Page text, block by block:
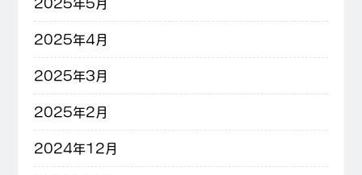
2025年5月
2025年4月
2025年3月
2025年2月
2024年12月